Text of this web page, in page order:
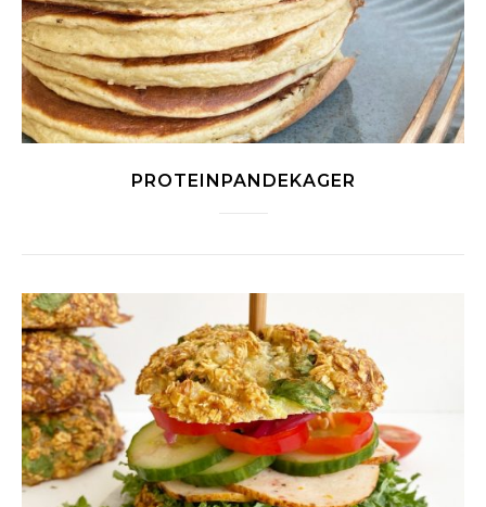
PROTEINPANDEKAGER